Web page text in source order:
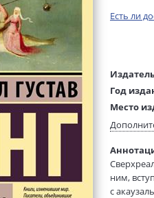
Есть ли
Год
Место
Возраст:
Язык
Перевод:
Тип
ним,
с